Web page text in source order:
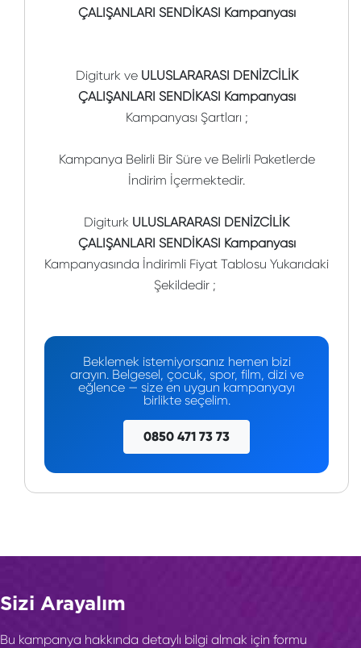
ÇALIŞANLARI SENDİKASI Kampanyası
Digiturk ve ULUSLARARASI DENİZCİLİK
ÇALIŞANLARI SENDİKASI Kampanyası
Kampanyası Şartları ;
Kampanya Belirli Bir Süre ve Belirli Paketlerde
İndirim İçermektedir.
Digiturk ULUSLARARASI DENİZCİLİK
ÇALIŞANLARI SENDİKASI Kampanyası
Kampanyasında İndirimli Fiyat Tablosu Yukarıdaki
Şekildedir ;
Beklemek istemiyorsanız hemen bizi
arayın. Belgesel, çocuk, spor, film, dizi ve
eğlence — size en uygun kampanyayı
birlikte seçelim.
0850 471 73 73
Sizi Arayalım
Bu kampanya hakkında detaylı bilgi almak için formu